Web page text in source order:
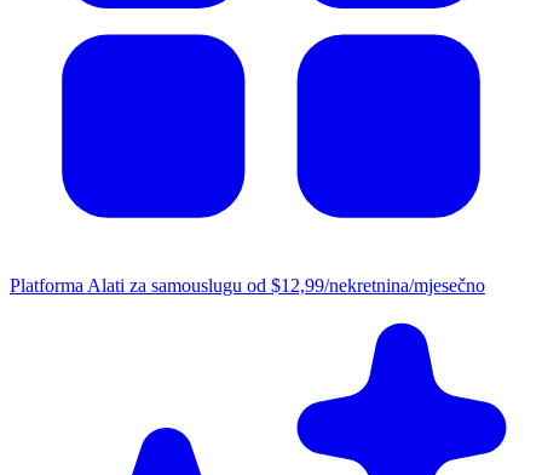
Platforma Alati za samouslugu od $12,99/nekretnina/mjesečno